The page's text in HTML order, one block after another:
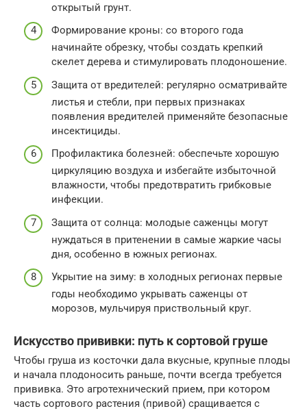
открытый грунт.
Формирование кроны: со второго года
начинайте обрезку, чтобы создать крепкий
скелет дерева и стимулировать плодоношение.
Защита от вредителей: регулярно осматривайте
листья и стебли, при первых признаках
появления вредителей применяйте безопасные
инсектициды.
Профилактика болезней: обеспечьте хорошую
циркуляцию воздуха и избегайте избыточной
влажности, чтобы предотвратить грибковые
инфекции.
Защита от солнца: молодые саженцы могут
нуждаться в притенении в самые жаркие часы
дня, особенно в южных регионах.
Укрытие на зиму: в холодных регионах первые
годы необходимо укрывать саженцы от
морозов, мульчируя приствольный круг.
Искусство прививки: путь к сортовой груше
Чтобы груша из косточки дала вкусные, крупные плоды
и начала плодоносить раньше, почти всегда требуется
прививка. Это агротехнический прием, при котором
часть сортового растения (привой) сращивается с